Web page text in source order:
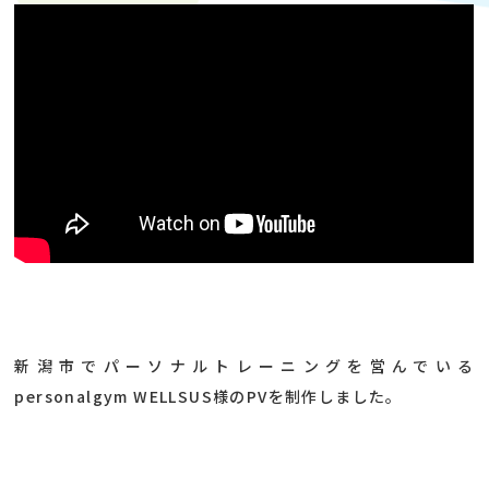
新潟市でパーソナルトレーニングを営んでいる
personalgym WELLSUS様のPVを制作しました。